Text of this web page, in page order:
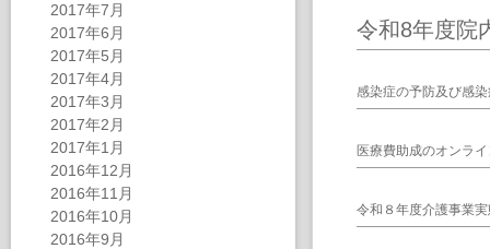
2017年7月
2017年6月
2017年5月
2017年4月
2017年3月
2017年2月
2017年1月
2016年12月
2016年11月
2016年10月
2016年9月
令和8年度院
感染症の予防及び感
医療費助成のオンラ
令和８年度介護事業